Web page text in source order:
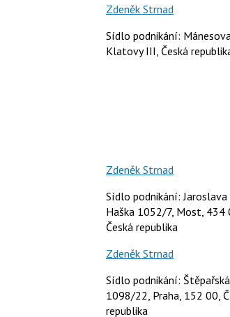
Zdeněk Strnad
Sídlo podnikání:
Klatovy III, Česká
Zdeněk Strnad
Sídlo podnikání: Jaroslava
Haška 1052/7, Most, 434
Česká republika
Zdeněk Strnad
Sídlo podnikání: Štěpařská
1098/22, Praha, 152 00,
republika